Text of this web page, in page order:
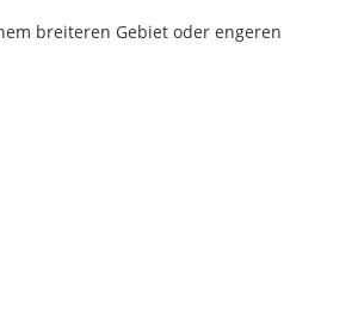
breiteren Gebiet oder engeren